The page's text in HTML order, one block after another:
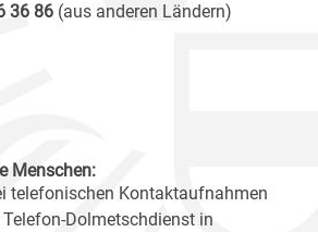
36 86 (aus anderen Ländern)
Menschen:
telefonischen Kontaktaufnahmen
Dolmetschdienst in